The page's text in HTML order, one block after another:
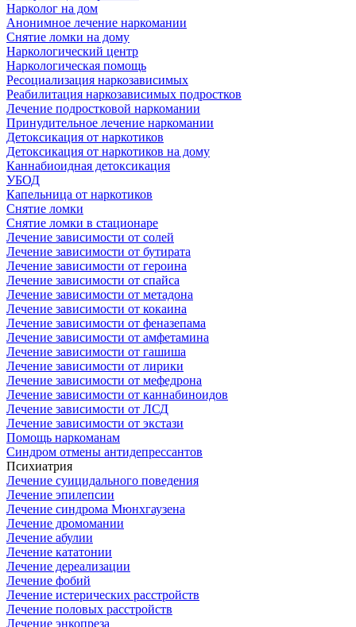
Нарколог на дом
Анонимное лечение наркомании
Снятие ломки на дому
Наркологический центр
Наркологическая помощь
Ресоциализация наркозависимых
Реабилитация наркозависимых подростков
Лечение подростковой наркомании
Принудительное лечение наркомании
Детоксикация от наркотиков
Детоксикация от наркотиков на дому
Каннабиоидная детоксикация
УБОД
Капельница от наркотиков
Снятие ломки
Снятие ломки в стационаре
Лечение зависимости от солей
Лечение зависимости от бутирата
Лечение зависимости от героина
Лечение зависимости от спайса
Лечение зависимости от метадона
Лечение зависимости от кокаина
Лечение зависимости от феназепама
Лечение зависимости от амфетамина
Лечение зависимости от гашиша
Лечение зависимости от лирики
Лечение зависимости от мефедрона
Лечение зависимости от каннабиноидов
Лечение зависимости от ЛСД
Лечение зависимости от экстази
Помощь наркоманам
Синдром отмены антидепрессантов
Психиатрия
Лечение суицидального поведения
Лечение эпилепсии
Лечение синдрома Мюнхгаузена
Лечение дромомании
Лечение абулии
Лечение кататонии
Лечение дереализации
Лечение фобий
Лечение истерических расстройств
Лечение половых расстройств
Лечение энкопреза